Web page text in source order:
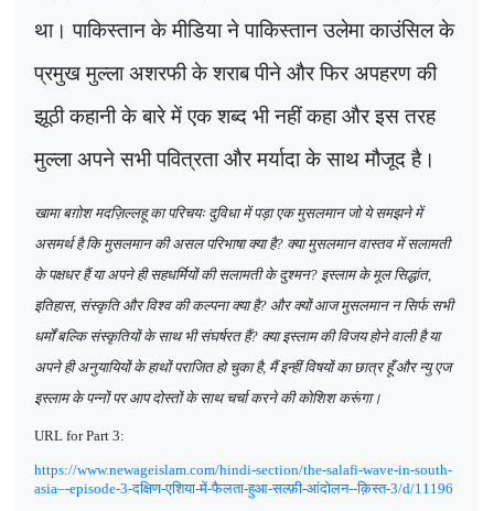
था। पाकिस्तान के मीडिया ने पाकिस्तान उलेमा काउंसिल के
प्रमुख मुल्ला अशरफी के शराब पीने और फिर अपहरण की
झूठी कहानी के बारे में एक शब्द भी नहीं कहा और इस तरह
मुल्ला अपने सभी पवित्रता और मर्यादा के साथ मौजूद है।
खामा बग़ोश मदज़िल्लहू का परिचयः दुविधा में पड़ा एक मुसलमान जो ये समझने में
असमर्थ है कि मुसलमान की असल परिभाषा क्या है? क्या मुसलमान वास्तव में सलामती
के पक्षधर हैं या अपने ही सहधर्मियों की सलामती के दुश्मन? इस्लाम के मूल सिद्धांत,
इतिहास, संस्कृति और विश्व की कल्पना क्या है? और क्यों आज मुसलमान न सिर्फ सभी
धर्मों बल्कि संस्कृतियों के साथ भी संघर्षरत हैं? क्या इस्लाम की विजय होने वाली है या
अपने ही अनुयायियों के हाथों पराजित हो चुका है, मैं इन्हीं विषयों का छात्र हूँ और न्यु एज
इस्लाम के पन्नों पर आप दोस्तों के साथ चर्चा करने की कोशिश करूंगा।
URL for Part 3:
https://www.newageislam.com/hindi-section/the-salafi-wave-in-south-
asia–-episode-3-दक्षिण-एशिया-में-फैलता-हुआ-सल्फ़ी-आंदोलन--क़िस्त-3/d/11196